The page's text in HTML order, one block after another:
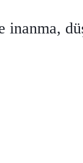
inanma,